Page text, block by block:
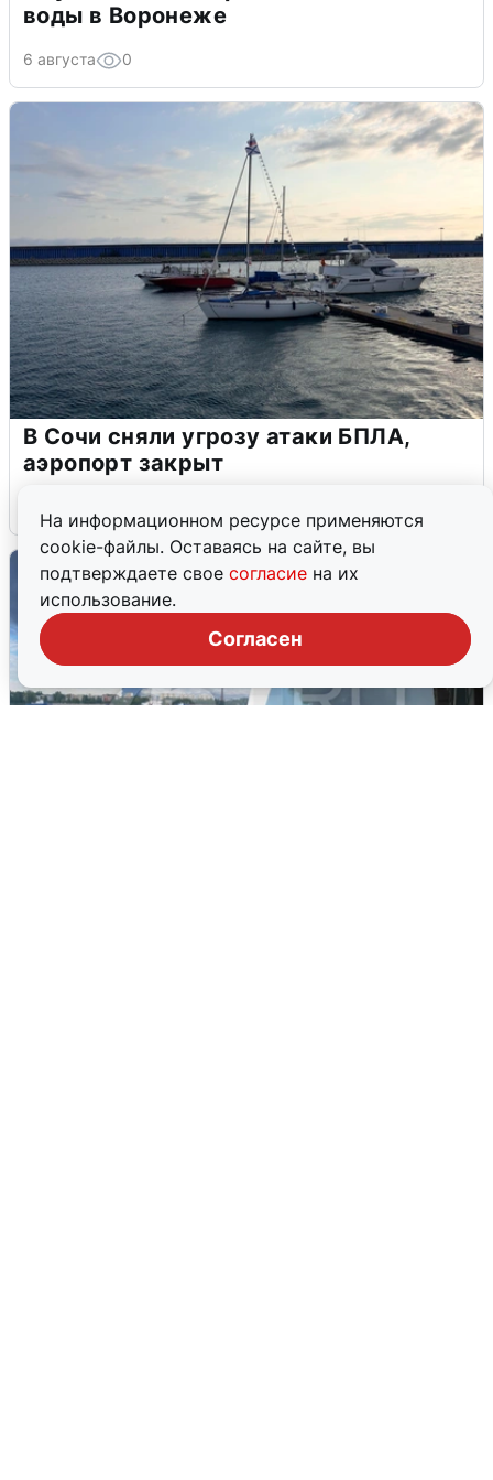
На информационном ресурсе применяются
cookie-файлы. Оставаясь на сайте, вы
подтверждаете свое согласие на их
использование.
Согласен
воды в Воронеже
6 августа 0
В Сочи сняли угрозу атаки БПЛА,
аэропорт закрыт